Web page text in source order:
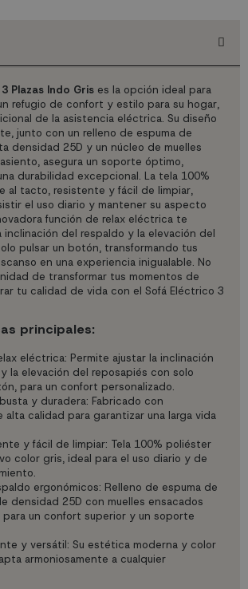
Plazas Indo Gris es la opción ideal para
refugio de confort y estilo para su hogar,
de la asistencia eléctrica. Su diseño
junto con un relleno de espuma de
densidad 25D y un núcleo de muelles
asegura un soporte óptimo,
durabilidad excepcional. La tela 100%
al tacto, resistente y fácil de limpiar,
el uso diario y mantener su aspecto
función de relax eléctrica te
inclinación del respaldo y la elevación del
pulsar un botón, transformando tus
en una experiencia inigualable. No
de transformar tus momentos de
tu calidad de vida con el Sofá Eléctrico 3
principales:
eléctrica: Permite ajustar la inclinación
la elevación del reposapiés con solo
para un confort personalizado.
y duradera: Fabricado con
alta calidad para garantizar una larga vida
y fácil de limpiar: Tela 100% poliéster
color gris, ideal para el uso diario y de
ergonómicos: Relleno de espuma de
densidad 25D con muelles ensacados
para un confort superior y un soporte
y versátil: Su estética moderna y color
armoniosamente a cualquier